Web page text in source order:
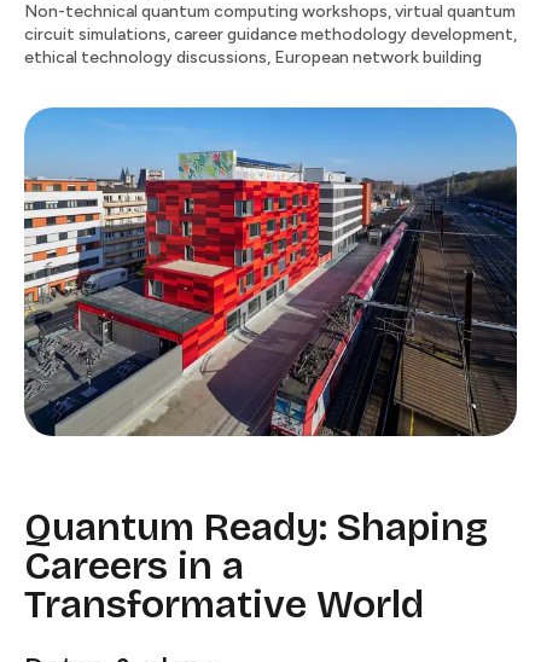
Non-technical quantum computing workshops, virtual quantum
circuit simulations, career guidance methodology development,
ethical technology discussions, European network building​​​​‌ ‍ ​‍​‍‌‍ ‌ ​‍‌‍‍‌‌‍‌ ‌‍‍‌‌‍ ‍​‍​‍​ ‍‍​‍​‍‌ ​ ‌‍​‌‌‍ ‍‌‍‍‌‌ ‌​‌ ‍‌​‍ ‍‌‍‍‌‌‍ ​‍​‍​‍ ​​‍​‍‌‍‍​‌ ​‍‌‍‌‌‌‍‌‍​‍​‍​ ‍‍​‍​‍​‍ ‌ ​ ‌ ‌​‌ ‌‌‌‍‌​‌‍‍‌‌‍ ​‍ ‌‍‍‌‌‍ ‍‌ ‌​‌‍‌‌‌‍ ‍‌ ‌​​‍ ‌‍‌‌‌‍‌​‌‍‍‌‌ ‌​​‍ ‌‍ ‌‌‍ ‌‍‌​‌‍‌‌​ ‌‌ ​​‌ ​‍‌‍‌‌‌ ​ ‌‍‌‌‌‍ ‍‌ ‌​‌‍​‌‌ ‌​‌‍‍‌‌‍ ‌‍ ‍​ ‍ ‌‍‍‌‌‍‌​​ ‌‌‍‌‍​ ​‍​ ​‌‌‍​‍​ ​ ​ ‌‍​ ‌‍​ ​‌​‍ ‌​ ​‌‌‍‌‌​ ‍​​ ‌ ​‍ ‌​ ‌​‌‍‌‌​ ‌​‌‍‌​​‍ ‌​ ‍‌​ ‍‌​ ‌​‌‍‌‍​‍ ‌‌‍​‍‌‍‌​​ ‍‌​ ​‌​ ​‍​ ​‍​ ‌​​ ​‌​ ‌ ‌‍​ ‌‍‌​​ ​‌​ ‍ ‌ ‌​‌ ‍‌‌ ​​‌‍‌‌​ ‌‌ ​​‌ ​‍‌‍ ‌‍‍‍‌‍‌‌‌‍​ ‌ ‌​​ ‍ ‌ ​​‌‍​‌‌ ‌​‌‍‍​​ ‌‌‍‌​‌‍‌‌‌ ‌​‌‍​‌‌‍‍‌‌‍ ​‌ ​ ​‍‌‌​ ‌‌‌​​‍‌‌ ‌‍‍ ‌‍‌‌‌ ‍‌​‍‌‌​ ​ ‌​‌​​‍‌‌​ ​ ‌​‌​​‍‌‌​ ​‍​ ​‍‌‍‌‍​ ​​​ ‍​​ ​‍‌‍​‍​ ​‍‌‍​‍​ ​​​ ‌ ‌‍‌‌‌‍‌​​ ​ ​‍‌‌​ ​‍​ ​‍​‍‌‌​ ‌‌‌​‌​​‍ ‍‌‍‍‌‌‍ ‍‌‍‌‍‌‍ ​ ‌‍​‍‌‍​‌‌ ​ ‌‍‌‌‌‌‌‌‌ ​‍‌‍ ​​ ‌​‍‌‌​ ​‍‌​‌‍‌ ​ ‌ ‌​‌ ‌‌‌‍‌​‌‍‍‌‌‍ ​‍‌‍‌‍‍‌‌‍‌​​ ‌‌‍‌‍​ ​‍​ ​‌‌‍​‍​ ​ ​ ‌‍​ ‌‍​ ​‌​‍ ‌​ ​‌‌‍‌‌​ ‍​​ ‌ ​‍ ‌​ ‌​‌‍‌‌​ ‌​‌‍‌​​‍ ‌​ ‍‌​ ‍‌​ ‌​‌‍‌‍​‍ ‌‌‍​‍‌‍‌​​ ‍‌​ ​‌​ ​‍​ ​‍​ ‌​​ ​‌​ ‌ ‌‍​ ‌‍‌​​ ​‌​‍‌‍‌ ‌​‌ ‍‌‌ ​​‌‍‌‌​ ‌‌ ​​‌ ​‍‌‍ ‌‍‍‍‌‍‌‌‌‍​ ‌ ‌​​‍‌‍‌ ​​‌‍​‌‌ ‌​‌‍‍​​ ‌‌‍‌​‌‍‌‌‌ ‌​‌‍​‌‌‍‍‌‌‍ ​‌ ​ ​‍‌‌​ ‌‌‌​​‍‌‌ ‌‍‍ ‌‍‌‌‌ ‍‌​‍‌‌​ ​ ‌​‌​​‍‌‌​ ​ ‌​‌​​‍‌‌​ ​‍​ ​‍‌‍‌‍​ ​​​ ‍​​ ​‍‌‍​‍​ ​‍‌‍​‍​ ​​​ ‌ ‌‍‌‌‌‍‌​​ ​ ​‍‌‌​ ​‍​ ​‍​‍‌‌​ ‌‌‌​‌​​‍ ‍‌‍‍‌‌‍ ‍‌‍‌‍‌‍ ​‍‌‍‌ ​​‌‍‌‌‌ ​‍‌ ​ ‌ ​​‌‍‌‌‌‍​ ‌ ‌​‌‍‍‌‌ ‌‍‌‍‌‌​ ‌‌ ​​‌ ‌‌‌‍​‍‌‍ ​‌‍‍‌‌ ​ ‌‍‍​‌‍‌‌‌‍‌​​‍​‍‌ ‌
Quantum Ready: Shaping
Careers in a
Transformative World​​​​‌ ‍ ​‍​‍‌‍ ‌ ​‍‌‍‍‌‌‍‌ ‌‍‍‌‌‍ ‍​‍​‍​ ‍‍​‍​‍‌ ​ ‌‍​‌‌‍ ‍‌‍‍‌‌ ‌​‌ ‍‌​‍ ‍‌‍‍‌‌‍ ​‍​‍​‍ ​​‍​‍‌‍‍​‌ ​‍‌‍‌‌‌‍‌‍​‍​‍​ ‍‍​‍​‍​‍ ‌ ​ ‌ ‌​‌ ‌‌‌‍‌​‌‍‍‌‌‍ ​‍ ‌‍‍‌‌‍ ‍‌ ‌​‌‍‌‌‌‍ ‍‌ ‌​​‍ ‌‍‌‌‌‍‌​‌‍‍‌‌ ‌​​‍ ‌‍ ‌‌‍ ‌‍‌​‌‍‌‌​ ‌‌ ​​‌ ​‍‌‍‌‌‌ ​ ‌‍‌‌‌‍ ‍‌ ‌​‌‍​‌‌ ‌​‌‍‍‌‌‍ ‌‍ ‍​ ‍ ‌‍‍‌‌‍‌​​ ‌‌‍‌‍​ ​‍​ ​‌‌‍​‍​ ​ ​ ‌‍​ ‌‍​ ​‌​‍ ‌​ ​‌‌‍‌‌​ ‍​​ ‌ ​‍ ‌​ ‌​‌‍‌‌​ ‌​‌‍‌​​‍ ‌​ ‍‌​ ‍‌​ ‌​‌‍‌‍​‍ ‌‌‍​‍‌‍‌​​ ‍‌​ ​‌​ ​‍​ ​‍​ ‌​​ ​‌​ ‌ ‌‍​ ‌‍‌​​ ​‌​ ‍ ‌ ‌​‌ ‍‌‌ ​​‌‍‌‌​ ‌‌ ​​‌ ​‍‌‍ ‌‍‍‍‌‍‌‌‌‍​ ‌ ‌​​ ‍ ‌ ​​‌‍​‌‌ ‌​‌‍‍​​ ‌‌‍​ ‌ ‌‌‌ ​ ‌ ‌​‌‍ ‌‍ ‌‌‌​ ‌‍‌‌‌‍​ ‌ ‌​‌‍‍‌‌‍ ‌‍ ‍‌ ​ ​‍‌‌​ ‌‌‌​​‍‌‌ ‌‍‍ ‌‍‌‌‌ ‍‌​‍‌‌​ ​ ‌​‌​​‍‌‌​ ​ ‌​‌​​‍‌‌​ ​‍​ ​‍‌‍‌​​ ​‌​ ‌‌​ ​​​ ‌ ‌‍‌​​ ​ ​ ​ ‌‍‌​‌‍‌​​ ​‌‌‍​‍​‍‌‌​ ​‍​ ​‍​‍‌‌​ ‌‌‌​‌​​‍ ‍‌ ‌​‌‍‍‌‌ ‌​‌‍ ​‌‍‌‌​ ‌‍​‍‌‍​‌‌ ​ ‌‍‌‌‌‌‌‌‌ ​‍‌‍ ​​ ‌​‍‌‌​ ​‍‌​‌‍‌ ​ ‌ ‌​‌ ‌‌‌‍‌​‌‍‍‌‌‍ ​‍‌‍‌‍‍‌‌‍‌​​ ‌‌‍‌‍​ ​‍​ ​‌‌‍​‍​ ​ ​ ‌‍​ ‌‍​ ​‌​‍ ‌​ ​‌‌‍‌‌​ ‍​​ ‌ ​‍ ‌​ ‌​‌‍‌‌​ ‌​‌‍‌​​‍ ‌​ ‍‌​ ‍‌​ ‌​‌‍‌‍​‍ ‌‌‍​‍‌‍‌​​ ‍‌​ ​‌​ ​‍​ ​‍​ ‌​​ ​‌​ ‌ ‌‍​ ‌‍‌​​ ​‌​‍‌‍‌ ‌​‌ ‍‌‌ ​​‌‍‌‌​ ‌‌ ​​‌ ​‍‌‍ ‌‍‍‍‌‍‌‌‌‍​ ‌ ‌​​‍‌‍‌ ​​‌‍​‌‌ ‌​‌‍‍​​ ‌‌‍​ ‌ ‌‌‌ ​ ‌ ‌​‌‍ ‌‍ ‌‌‌​ ‌‍‌‌‌‍​ ‌ ‌​‌‍‍‌‌‍ ‌‍ ‍‌ ​ ​‍‌‌​ ‌‌‌​​‍‌‌ ‌‍‍ ‌‍‌‌‌ ‍‌​‍‌‌​ ​ ‌​‌​​‍‌‌​ ​ ‌​‌​​‍‌‌​ ​‍​ ​‍‌‍‌​​ ​‌​ ‌‌​ ​​​ ‌ ‌‍‌​​ ​ ​ ​ ‌‍‌​‌‍‌​​ ​‌‌‍​‍​‍‌‌​ ​‍​ ​‍​‍‌‌​ ‌‌‌​‌​​‍ ‍‌ ‌​‌‍‍‌‌ ‌​‌‍ ​‌‍‌‌​‍‌‍‌ ​​‌‍‌‌‌ ​‍‌ ​ ‌ ​​‌‍‌‌‌‍​ ‌ ‌​‌‍‍‌‌ ‌‍‌‍‌‌​ ‌‌ ​​‌ ‌‌‌‍​‍‌‍ ​‌‍‍‌‌ ​ ‌‍‍​‌‍‌‌‌‍‌​​‍​‍‌ ‌